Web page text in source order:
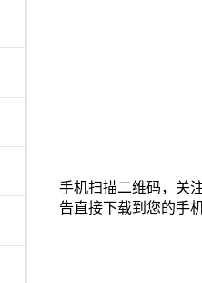
手机扫描二维码，关
告直接下载到您的手机